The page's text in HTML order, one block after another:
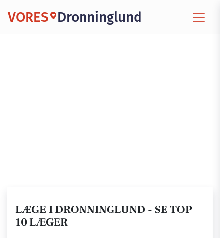
VORES Dronninglund
LÆGE I DRONNINGLUND - SE TOP
10 LÆGER